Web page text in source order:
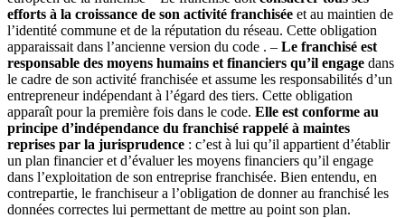
efforts à la croissance de son activité franchisée et au maintien de
l’identité commune et de la réputation du réseau. Cette obligation
apparaissait dans l’ancienne version du code . – Le franchisé est
responsable des moyens humains et financiers qu’il engage dans
le cadre de son activité franchisée et assume les responsabilités d’un
entrepreneur indépendant à l’égard des tiers. Cette obligation
apparaît pour la première fois dans le code. Elle est conforme au
principe d’indépendance du franchisé rappelé à maintes
reprises par la jurisprudence : c’est à lui qu’il appartient d’établir
un plan financier et d’évaluer les moyens financiers qu’il engage
dans l’exploitation de son entreprise franchisée. Bien entendu, en
contrepartie, le franchiseur a l’obligation de donner au franchisé les
données correctes lui permettant de mettre au point son plan.